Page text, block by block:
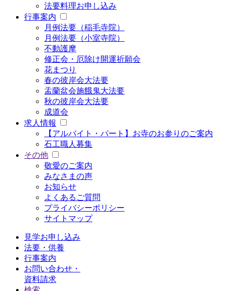
法要料理お申し込み
行事案内
月例法要（稲毛寺院）
月例法要（小室寺院）
不動護摩
修正会・厄除け開運祈願会
花まつり
春の彼岸会大法要
盂蘭盆会施餓鬼大法要
秋の彼岸会大法要
成道会
求人情報
【アルバイト・パート】お寺のお参りのご案内
石工職人募集
その他
敬愛のご案内
みなさまの声
お知らせ
よくあるご質問
プライバシーポリシー
サイトマップ
見学お申し込み
法要・供養
行事案内
お問い合わせ・
資料請求